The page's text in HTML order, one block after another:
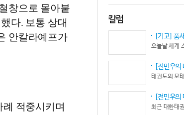
창으로 몰아붙
다. 보통 상대
안칼라예프가
적중시키며
왜 갑자기 심판 가오 얘기에
하 발언에......답답하시니 그
"도" 는 지키시며 발언하세요.
나오지 않도록 자존심 상하
야 함은 확실합니다.부끄러
좋게만 보지 말고 잘하는 건
못하는 건 고치도록 해주셔
도 못하고 일방적으로 나쁘
좋지 않습니다.
고 다른 생각 없이 오로지 품새 판정에만 집중 하도
칼럼
[기고] 품새경기
[전민우의 마음도장]
[전민우의 마음도장] 태